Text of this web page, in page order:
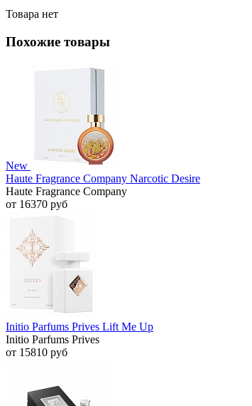
Товара нет
Похожие товары
New
Haute Fragrance Company Narcotic Desire
Haute Fragrance Company
от 16370 руб
Initio Parfums Prives Lift Me Up
Initio Parfums Prives
от 15810 руб